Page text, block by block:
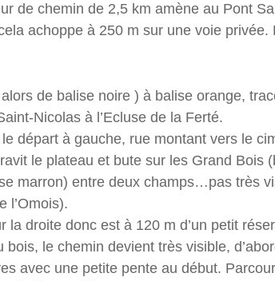
de chemin de 2,5 km amène au Pont
achoppe à 250 m sur une voie
de balise noire ) à balise orange,
Nicolas à l’Ecluse de la Ferté.
départ à gauche, rue montant vers le
le plateau et bute sur les Grand Bois
marron) entre deux champs…pas très
l’Omois).
la droite donc est à 120 m d’un petit
bois, le chemin devient très visible,
avec une petite pente au début.